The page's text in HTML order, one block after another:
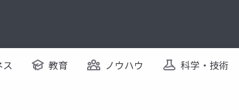
ス 教育 ノウハウ 科学・技術